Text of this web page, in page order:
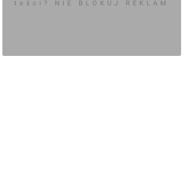
teści? NIE BLOKUJ REKLAM